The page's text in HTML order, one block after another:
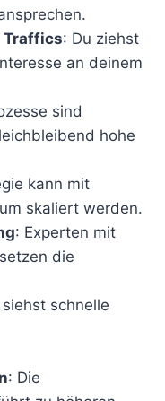
Traffics: Du ziehst
an deinem
sind
hohe
kann mit
skaliert werden.
: Experten mit
die
siehst schnelle
: Die